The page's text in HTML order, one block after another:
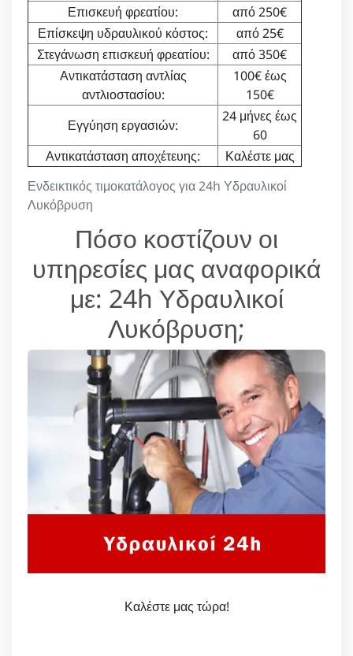
Ενδεικτικός τιμοκατάλογος για 24h Υδραυλικοί
Λυκόβρυση
Επισκευή φρεατίου:
από 250€
Επίσκεψη υδραυλικού κόστος:
από 25€
Στεγάνωση επισκευή φρεατίου:
από 350€
Αντικατάσταση αντλίας
αντλιοστασίου:
100€ έως
150€
Εγγύηση εργασιών:
24 μήνες έως
60
Αντικατάσταση αποχέτευης:
Καλέστε μας
Πόσο κοστίζουν οι
υπηρεσίες μας αναφορικά
με: 24h Υδραυλικοί
Λυκόβρυση;
Καλέστε μας τώρα!